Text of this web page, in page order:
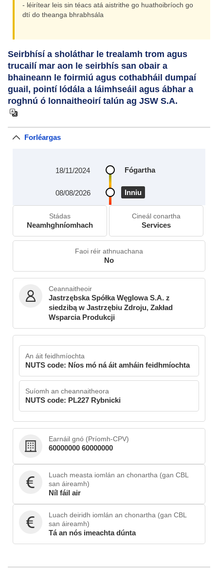
- léirítear leis sin téacs atá aistrithe go huathoibríoch go
dtí do theanga bhrabhsála
Seirbhísí a sholáthar le trealamh trom agus
trucailí mar aon le seirbhís san obair a
bhaineann le foirmiú agus cothabháil dumpaí
guail, pointí lódála a láimhseáil agus ábhar a
roghnú ó lonnaitheoirí talún ag JSW S.A.
Forléargas
Fógartha
18/11/2024
Inniu
08/08/2026
Stádas
Neamhghníomhach
Cineál conartha
Services
Faoi réir athnuachana
No
Ceannaitheoir
Jastrzębska Spółka Węglowa S.A. z
siedzibą w Jastrzębiu Zdroju, Zakład
Wsparcia Produkcji
An áit feidhmíochta
NUTS code: Níos mó ná áit amháin feidhmíochta
Suíomh an cheannaitheora
NUTS code: PL227 Rybnicki
Earnáil gnó (Príomh-CPV)
60000000 60000000
Luach measta iomlán an chonartha (gan CBL
san áireamh)
Níl fáil air
Luach deiridh iomlán an chonartha (gan CBL
san áireamh)
Tá an nós imeachta dúnta